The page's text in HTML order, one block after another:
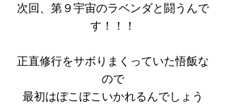
次回、第９宇宙のラベンダと闘うんで
す！！！
正直修行をサボりまくっていた悟飯な
ので
最初はぼこぼこいかれるんでしょう